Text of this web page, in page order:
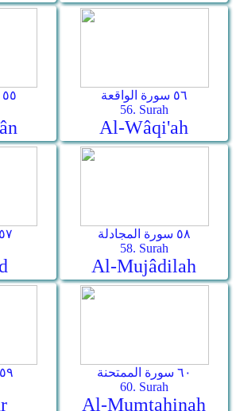
٥٥ سورة الرحمن
٥٦ سورة الواقعة
56. Surah
Al-Wâqi'ah
٥٧ سورة الحديد
٥٨ سورة المجادلة
58. Surah
Al-Mujâdilah
٥٩ سورة الحشر
٦٠ سورة الممتحنة
60. Surah
Al-Mumtahinah